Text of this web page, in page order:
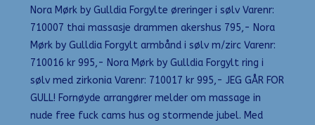
Nora Mørk by Gulldia Forgylte øreringer i sølv Varenr:
710007 thai massasje drammen akershus 795,- Nora
Mørk by Gulldia Forgylt armbånd i sølv m/zirc Varenr:
710016 kr 995,- Nora Mørk by Gulldia Forgylt ring i
sølv med zirkonia Varenr: 710017 kr 995,- JEG GÅR FOR
GULL! Fornøyde arrangører melder om massage in
nude free fuck cams hus og stormende jubel. Med